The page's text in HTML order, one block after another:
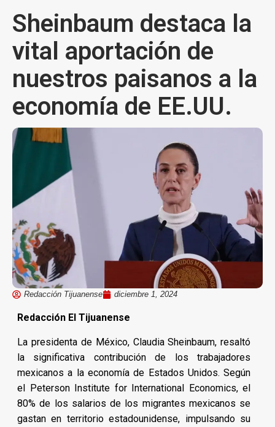
Sheinbaum destaca la
vital aportación de
nuestros paisanos a la
economía de EE.UU.
Redacción Tijuanense diciembre 1, 2024
Redacción El Tijuanense
La presidenta de México, Claudia Sheinbaum, resaltó
la significativa contribución de los trabajadores
mexicanos a la economía de Estados Unidos. Según
el Peterson Institute for International Economics, el
80% de los salarios de los migrantes mexicanos se
gastan en territorio estadounidense, impulsando su